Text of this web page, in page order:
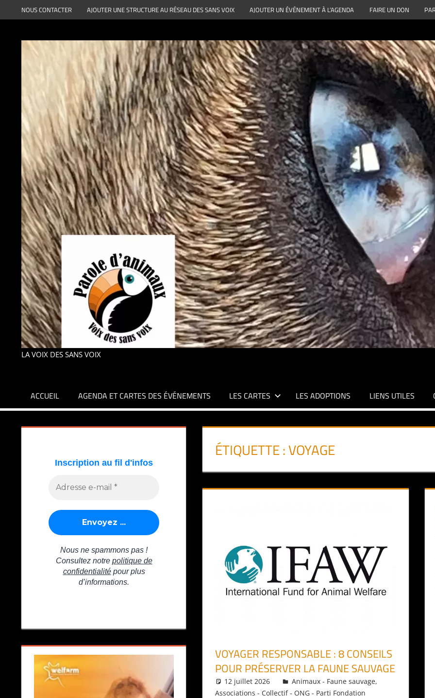
au
NOUS CONTACTER AJOUTER UNE STRUCTURE AU RÉSEAU DES SANS VOIX AJOUTER UN ÉVÉNEMENT À L’AGENDA FAIRE UN DON
LA VOIX DES SANS VOIX
ACCUEIL AGENDA ET CARTES DES ÉVÉNEMENTS LES CARTES LES ADOPTIONS LIENS UTILES
ÉTIQUETTE :VOYAGE
VOYAGER RESPONSABLE : 8 CONSEILS
POUR PRÉSERVER LA FAUNE SAUVAGE
12 juillet 2026 Daniel
Animaux - Faune sauvage,
Associations - Collectif - ONG - Parti Fondation